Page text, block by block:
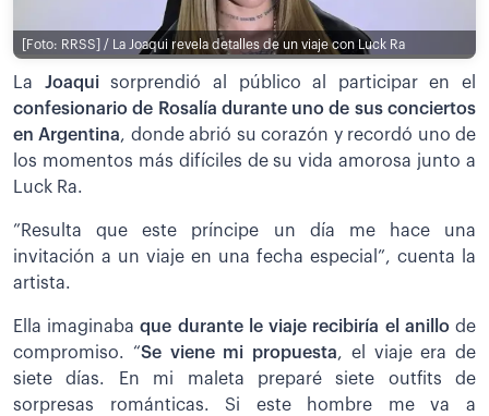
[Foto: RRSS] / La Joaqui revela detalles de un viaje con Luck Ra
La Joaquisorprendió al público al participar en el
confesionario de Rosalía durante uno de sus conciertos
en Argentina, donde abrió su corazón y recordó uno de
los momentos más difíciles de su vida amorosa junto a
Luck Ra.
”Resulta que este príncipe un día me hace una
invitación a un viaje en una fecha especial”, cuenta la
artista.
Ella imaginabaque durante le viaje recibiría el anillode
compromiso. “Se viene mi propuesta, el viaje era de
siete días. En mi maleta preparé siete outfits de
sorpresas románticas. Si este hombre me va a